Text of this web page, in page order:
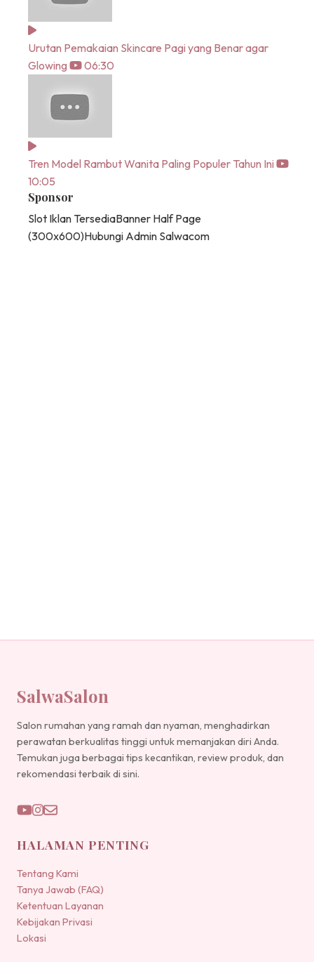
Urutan Pemakaian Skincare Pagi yang Benar agar
Glowing
06:30
Tren Model Rambut Wanita Paling Populer Tahun Ini
10:05
Sponsor
Slot Iklan TersediaBanner Half Page
(300x600)Hubungi Admin Salwacom
SalwaSalon
Salon rumahan yang ramah dan nyaman, menghadirkan
perawatan berkualitas tinggi untuk memanjakan diri Anda.
Temukan juga berbagai tips kecantikan, review produk, dan
rekomendasi terbaik di sini.
HALAMAN PENTING
Tentang Kami
Tanya Jawab (FAQ)
Ketentuan Layanan
Kebijakan Privasi
Lokasi